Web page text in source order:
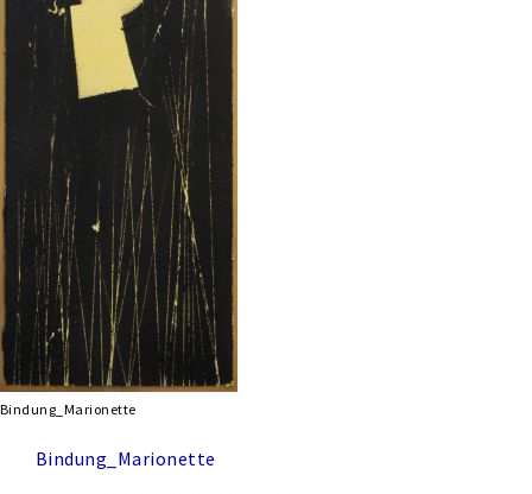
Bindung_Marionette
Bindung_Marionette